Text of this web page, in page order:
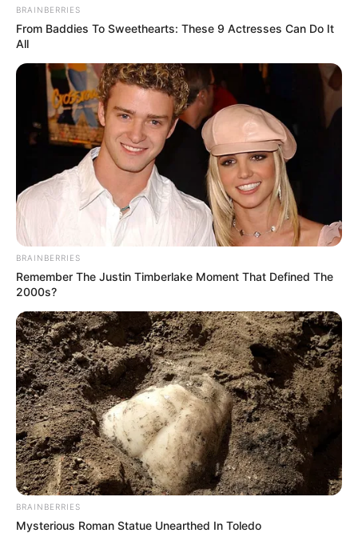
Kisah Horor Tol
Cipularang, Sering Terjadi
Kecelakaan yang
Merenggut Nyawa
7 Kendaraan Tradisional
Dilestarikan
BRAINBERRIES
From Baddies To Sweethearts: These 9 Actresses Can Do It
All
BRAINBERRIES
Remember The Justin Timberlake Moment That Defined The
2000s?
BRAINBERRIES
Mysterious Roman Statue Unearthed In Toledo